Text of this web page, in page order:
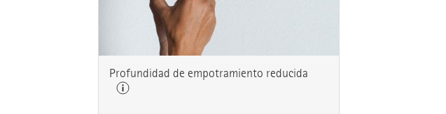
Profundidad de empotramiento reducida